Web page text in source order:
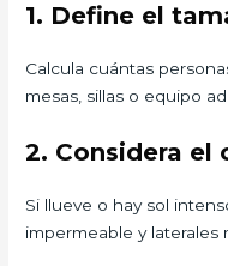
1. Define el
Calcula cuántas
mesas, sillas o equipo
2. Considera el
Si llueve o hay sol
impermeable y laterales